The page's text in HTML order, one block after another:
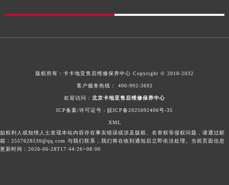
版权所有： 卡卡地亚售后维修保养中心 Copyright © 2018-2032
客户服务热线： 400-992-3692
欢迎访问： 北京卡地亚售后维修保养中心
ICP备案/许可证号：皖ICP备2025092406号-35
XML
如权利人或知情人士发现本站内容存在事实错误或涉及版权、名誉权等侵权问题，请通过邮
箱：2557628530@qq.com 与我们联系，我们将在收到通知后立即依法处理。当前页面信息
更新时间：2026-06-28T17:44:26+08:00